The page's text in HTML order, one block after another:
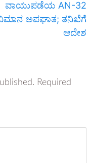
ವಾಯುಪಡೆಯ AN-32
ಅಪಘಾತ; ತನಿಖೆಗೆ
ಆದೇಶ
Required